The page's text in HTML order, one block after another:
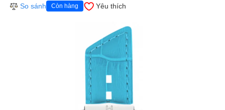
So sánh
Còn hàng Yêu thích